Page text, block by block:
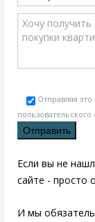
Отправляя
Если вы не
сайте - просто
И мы